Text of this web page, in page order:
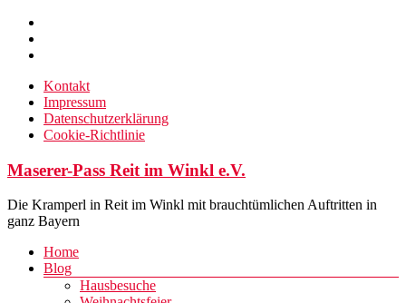
Zum
Inhalt
springen
Kontakt
Impressum
Datenschutzerklärung
Cookie-Richtlinie
Maserer-Pass Reit im Winkl e.V.
Die Kramperl in Reit im Winkl mit brauchtümlichen Auftritten in
ganz Bayern
Menü
Home
Blog
Hausbesuche